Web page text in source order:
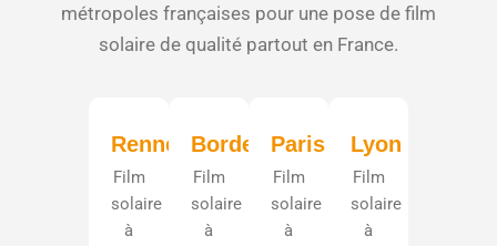
métropoles françaises pour une pose de film
solaire de qualité partout en France.
Rennes
Film
solaire
à
Bordeaux
Film
solaire
à
Paris
Film
solaire
à
Lyon
Film
solaire
à